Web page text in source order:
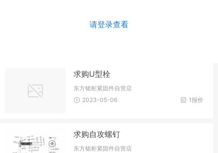
请登录查看
求购U型栓
东方铭柜紧固件自营店
1报价
2023-05-06
求购自攻螺钉
东方铭柜紧固件自营店